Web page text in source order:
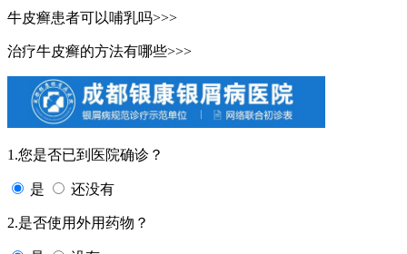
牛皮癣患者可以哺乳吗>>>
治疗牛皮癣的方法有哪些>>>
1.您是否已到医院确诊？
是 还没有
2.是否使用外用药物？